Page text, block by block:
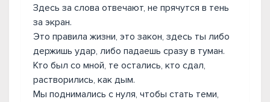
Здесь за слова отвечают, не прячутся в тень
за экран.
Это правила жизни, это закон, здесь ты либо
держишь удар, либо падаешь сразу в туман.
Кто был со мной, те остались, кто сдал,
растворились, как дым.
Мы поднимались с нуля, чтобы стать теми,